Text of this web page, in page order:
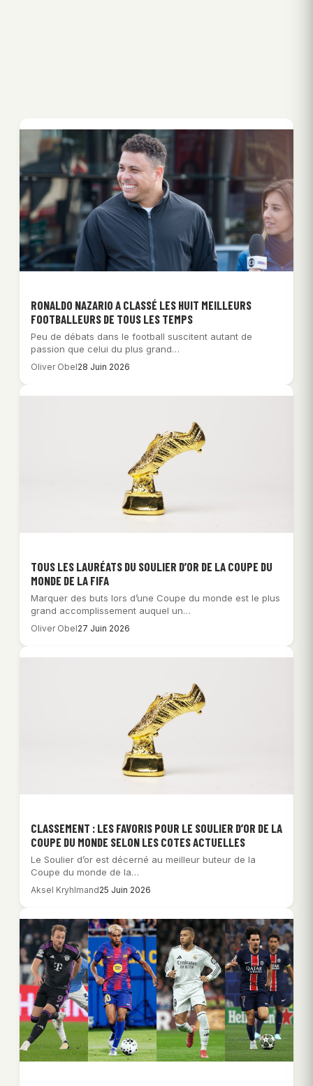
RONALDO NAZARIO A CLASSÉ LES HUIT MEILLEURS
FOOTBALLEURS DE TOUS LES TEMPS
Peu de débats dans le football suscitent autant de
passion que celui du plus grand…
Oliver Obel28 Juin 2026
TOUS LES LAURÉATS DU SOULIER D’OR DE LA COUPE DU
MONDE DE LA FIFA
Marquer des buts lors d’une Coupe du monde est le plus
grand accomplissement auquel un…
Oliver Obel27 Juin 2026
CLASSEMENT : LES FAVORIS POUR LE SOULIER D’OR DE LA
COUPE DU MONDE SELON LES COTES ACTUELLES
Le Soulier d’or est décerné au meilleur buteur de la
Coupe du monde de la…
Aksel Kryhlmand25 Juin 2026